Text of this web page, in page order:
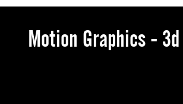
Motion Graphics -